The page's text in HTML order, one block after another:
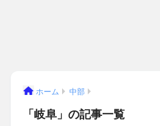
ホーム 中部
「岐阜」の記事一覧